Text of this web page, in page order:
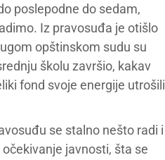
poslepodne do sedam,
Iz pravosuđa je otišlo
opštinskom sudu su
školu završio, kakav
fond svoje energije utrošili
se stalno nešto radi i
javnosti, šta se